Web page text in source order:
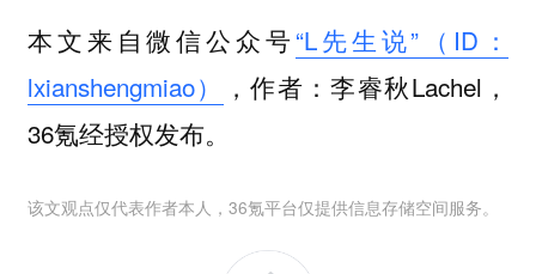
本文来自微信公众号“L先生说”（ID：
lxianshengmiao）
，作者：李睿秋Lachel，
36氪经授权发布。
该文观点仅代表作者本人，36氪平台仅提供信息存储空间服务。